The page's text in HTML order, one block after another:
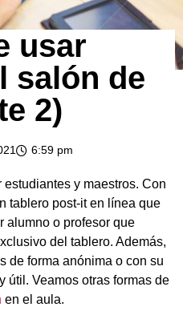
usar
salón de
2)
6:59 pm
y maestros. Con
tablero post-it en línea que
alumno o profesor que
del tablero. Además,
de forma anónima o con su
útil. Veamos otras formas de
en el aula.